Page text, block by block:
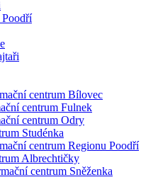
Poodří
centrum Bílovec
centrum Fulnek
centrum Odry
Studénka
centrum Regionu Poodří
Albrechtičky
centrum Sněženka